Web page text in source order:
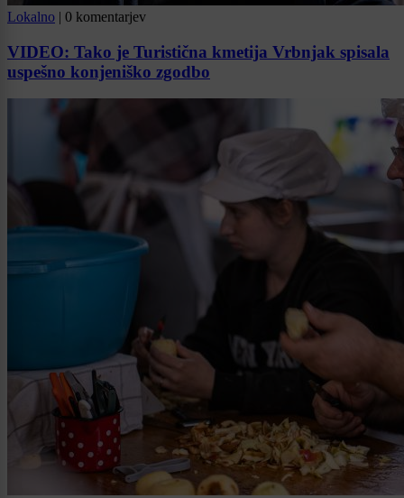
Lokalno | 0 komentarjev
VIDEO: Tako je Turistična kmetija Vrbnjak spisala
uspešno konjeniško zgodbo